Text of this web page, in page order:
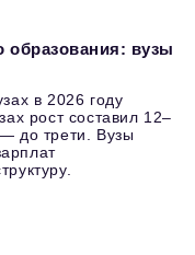
вузы
в 2026 году
рост составил 12–
до трети. Вузы